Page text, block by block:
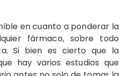
en cuanto a ponderar la
fármaco, sobre todo
Si bien es cierto que la
hay varios estudios que